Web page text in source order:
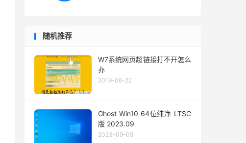
随机推荐
W7系统网页超链接打不开怎么
办
2019-06-22
Ghost Win10 64位纯净 LTSC
版 2023.09
2023-09-05